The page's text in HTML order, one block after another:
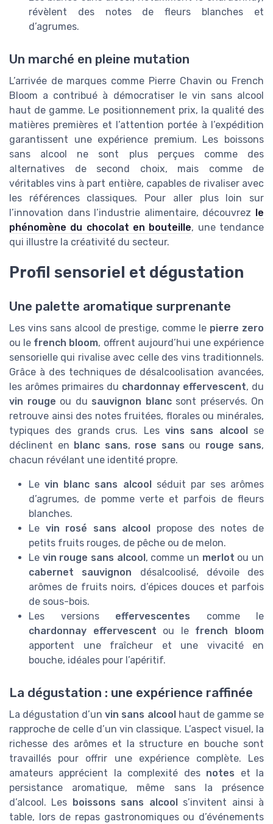
révèlent des notes de fleurs blanches et
d’agrumes.
Un marché en pleine mutation
L’arrivée de marques comme Pierre Chavin ou French
Bloom a contribué à démocratiser le vin sans alcool
haut de gamme. Le positionnement prix, la qualité des
matières premières et l’attention portée à l’expédition
garantissent une expérience premium. Les boissons
sans alcool ne sont plus perçues comme des
alternatives de second choix, mais comme de
véritables vins à part entière, capables de rivaliser avec
les références classiques. Pour aller plus loin sur
l’innovation dans l’industrie alimentaire, découvrez le
phénomène du chocolat en bouteille, une tendance
qui illustre la créativité du secteur.
Profil sensoriel et dégustation
Une palette aromatique surprenante
Les vins sans alcool de prestige, comme le pierre zero
ou le french bloom, offrent aujourd’hui une expérience
sensorielle qui rivalise avec celle des vins traditionnels.
Grâce à des techniques de désalcoolisation avancées,
les arômes primaires du chardonnay effervescent, du
vin rouge ou du sauvignon blancsont préservés. On
retrouve ainsi des notes fruitées, florales ou minérales,
typiques des grands crus. Les vins sans alcoolse
déclinent en blanc sans, rose sans ou rouge sans,
chacun révélant une identité propre.
Levin blanc sans alcoolséduit par ses arômes
d’agrumes, de pomme verte et parfois de fleurs
blanches.
Le vin rosé sans alcool propose des notes de
petits fruits rouges, de pêche ou de melon.
Le vin rouge sans alcool, comme un merlot ou un
cabernet sauvignon désalcoolisé, dévoile des
arômes de fruits noirs, d’épices douces et parfois
de sous-bois.
Les versions effervescentes comme le
chardonnay effervescent ou le french bloom
apportent une fraîcheur et une vivacité en
bouche, idéales pour l’apéritif.
La dégustation : une expérience raffinée
La dégustation d’unvin sans alcool haut de gamme se
rapproche de celle d’un vin classique. L’aspect visuel, la
richesse des arômes et la structure en bouche sont
travaillés pour offrir une expérience complète. Les
amateurs apprécient la complexité des notes et la
persistance aromatique, même sans la présence
d’alcool. Les
boissons sans alcool
s’invitent ainsi à
table, lors de repas gastronomiques ou d’événements